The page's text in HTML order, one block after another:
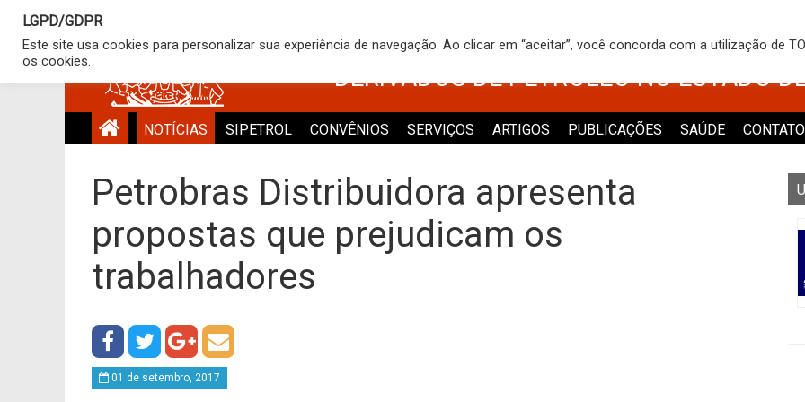
SINDICATO DOS TRABALHADORES NO
DERIVADOS DE PETRÓLEO NO ESTADO
NOTÍCIAS SIPETROL CONVÊNIOS SERVIÇOS ARTIGOS PUBLICAÇÕES SAÚDE CONTATO
Petrobras Distribuidora apresenta
propostas que prejudicam os
trabalhadores
01 de setembro, 2017
LGPD/GDPR
Este site usa cookies para personalizar sua experiência de navegação. Ao clicar em “aceitar”, você concorda com a utilização de
os cookies.